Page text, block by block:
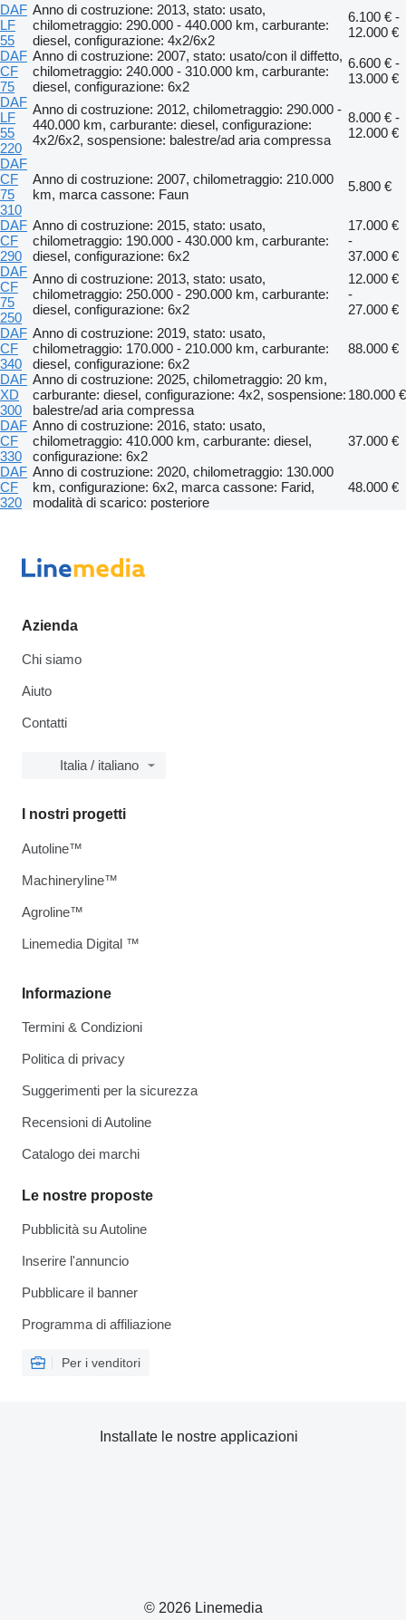
DAF
LF
55
Anno di costruzione: 2013, stato: usato,
chilometraggio: 290.000 - 440.000 km, carburante:
diesel, configurazione: 4x2/6x2
6.100 € -
12.000 €
DAF
CF
75
Anno di costruzione: 2007, stato: usato/con il diffetto,
chilometraggio: 240.000 - 310.000 km, carburante:
diesel, configurazione: 6x2
6.600 € -
13.000 €
DAF
LF
55
220
Anno di costruzione: 2012, chilometraggio: 290.000 -
440.000 km, carburante: diesel, configurazione:
4x2/6x2, sospensione: balestre/ad aria compressa
8.000 € -
12.000 €
DAF
CF
75
310
Anno di costruzione: 2007, chilometraggio: 210.000
km, marca cassone: Faun
5.800 €
DAF
CF
290
Anno di costruzione: 2015, stato: usato,
chilometraggio: 190.000 - 430.000 km, carburante:
diesel, configurazione: 6x2
17.000 €
-
37.000 €
DAF
CF
75
250
Anno di costruzione: 2013, stato: usato,
chilometraggio: 250.000 - 290.000 km, carburante:
diesel, configurazione: 6x2
12.000 €
-
27.000 €
DAF
CF
340
Anno di costruzione: 2019, stato: usato,
chilometraggio: 170.000 - 210.000 km, carburante:
diesel, configurazione: 6x2
88.000 €
DAF
XD
300
Anno di costruzione: 2025, chilometraggio: 20 km,
carburante: diesel, configurazione: 4x2, sospensione:
balestre/ad aria compressa
180.000 €
DAF
CF
330
Anno di costruzione: 2016, stato: usato,
chilometraggio: 410.000 km, carburante: diesel,
configurazione: 6x2
37.000 €
DAF
CF
320
Anno di costruzione: 2020, chilometraggio: 130.000
km, configurazione: 6x2, marca cassone: Farid,
modalità di scarico: posteriore
48.000 €
Azienda
Chi siamo
Aiuto
Contatti
Italia / italiano
Informazione
Termini & Condizioni
Politica di privacy
Suggerimenti per la sicurezza
Recensioni di Autoline
Catalogo dei marchi
Le nostre proposte
Pubblicità su Autoline
Inserire l'annuncio
Pubblicare il banner
Programma di affiliazione
Per i venditori
I nostri progetti
Autoline™
Machineryline™
Agroline™
Linemedia Digital ™
© 2026 Linemedia
Installate le nostre applicazioni